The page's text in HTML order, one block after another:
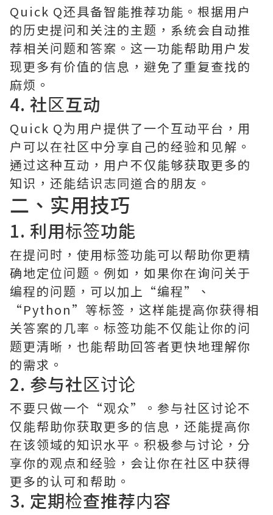
Quick Q还具备智能推荐功能。根据用户
的历史提问和关注的主题，系统会自动推
荐相关问题和答案。这一功能帮助用户发
现更多有价值的信息，避免了重复查找的
麻烦。
4. 社区互动
Quick Q为用户提供了一个互动平台，用
户可以在社区中分享自己的经验和见解。
通过这种互动，用户不仅能够获取更多的
知识，还能结识志同道合的朋友。
二、实用技巧
1. 利用标签功能
在提问时，使用标签功能可以帮助你更精
确地定位问题。例如，如果你在询问关于
编程的问题，可以加上“编程”、
“Python”等标签，这样能提高你获得相
关答案的几率。标签功能不仅能让你的问
题更清晰，也能帮助回答者更快地理解你
的需求。
2. 参与社区讨论
不要只做一个“观众”。参与社区讨论不
仅能帮助你获取更多的信息，还能提高你
在该领域的知识水平。积极参与讨论，分
享你的观点和经验，会让你在社区中获得
更多的认可和帮助。
3. 定期检查推荐内容